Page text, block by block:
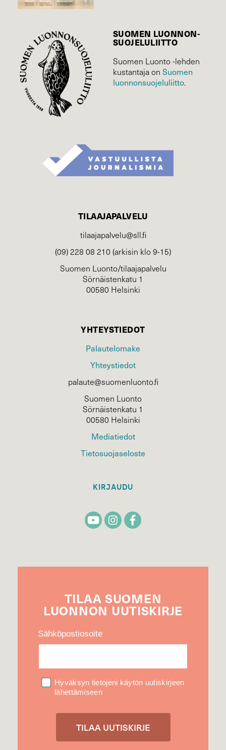
SUOMEN LUONNON­
SUOJELU­LIITTO
Suomen Luonto -lehden
kustantaja on Suomen
luonnonsuojelu­liitto.
TILAAJAPALVELU
tilaajapalvelu@sll.fi
(09) 228 08 210 (arkisin klo 9-15)
Suomen Luonto/tilaajapalvelu
Sörnäistenkatu 1
00580 Helsinki
YHTEYSTIEDOT
Palautelomake
Yhteystiedot
palaute@suomenluonto.fi
Suomen Luonto
Sörnäistenkatu 1
00580 Helsinki
Mediatiedot
Tietosuojaseloste
KIRJAUDU
TILAA SUOMEN
LUONNON UUTIS­KIRJE
Sähköpostiosoite
Hyväksyn tietojeni käytön uutiskirjeen
lähettämiseen